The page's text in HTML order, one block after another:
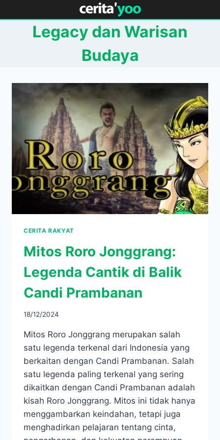
to
Legacy dan Warisan
Budaya
CERITA RAKYAT
Mitos Roro Jonggrang:
Legenda Cantik di Balik
Candi Prambanan
18/12/2024
Mitos Roro Jonggrang merupakan salah
satu legenda terkenal dari Indonesia yang
berkaitan dengan Candi Prambanan. Salah
satu legenda paling terkenal yang sering
dikaitkan dengan Candi Prambanan adalah
kisah Roro Jonggrang. Mitos ini tidak hanya
menggambarkan keindahan, tetapi juga
menghadirkan pelajaran tentang cinta,